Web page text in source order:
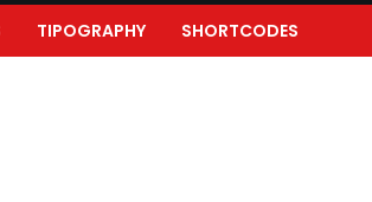
TIPOGRAPHY SHORTCODES